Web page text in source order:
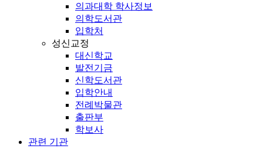
의과대학 학사정보
의학도서관
입학처
성신교정
대신학교
발전기금
신학도서관
입학안내
전례박물관
출판부
학보사
관련 기관